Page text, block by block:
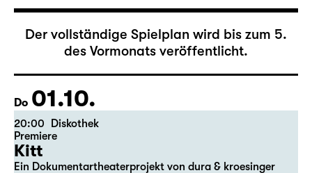
Oktober 2026
Der vollständige Spielplan wird bis zum 5.
des Vormonats veröffentlicht.
Do 01.10.